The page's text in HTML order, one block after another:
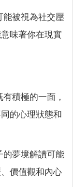
能被視為社交壓
味著你在現實
積極的一面，
的心理狀態和
的夢境解讀可能
價值觀和內心